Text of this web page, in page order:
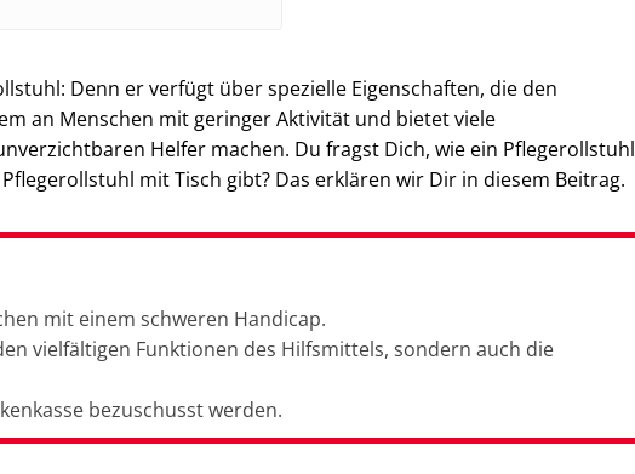
Denn er verfügt über spezielle Eigenschaften, die den
an Menschen mit geringer Aktivität und bietet viele
Helfer machen. Du fragst Dich, wie ein Pflegerollstuhl
mit Tisch gibt? Das erklären wir Dir in diesem Beitrag.
mit einem schweren Handicap.
vielfältigen Funktionen des Hilfsmittels, sondern auch die
bezuschusst werden.